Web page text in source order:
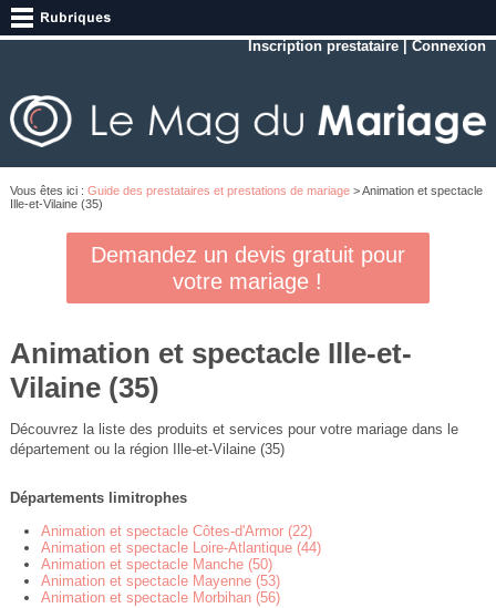
Inscription prestataire |Connexion
Vous êtes ici : Guide des prestataires et prestations de mariage> Animation et spectacle
Ille-et-Vilaine (35)
Demandez un devis gratuit pour
votre mariage !
Animation et spectacle Ille-et-
Vilaine (35)
Découvrez la liste des produits et services pour votre mariage dans le
département ou la région Ille-et-Vilaine (35)
Départements limitrophes
Animation et spectacle Côtes-d'Armor (22)
Animation et spectacle Loire-Atlantique (44)
Animation et spectacle Manche (50)
Animation et spectacle Mayenne (53)
Animation et spectacle Morbihan (56)